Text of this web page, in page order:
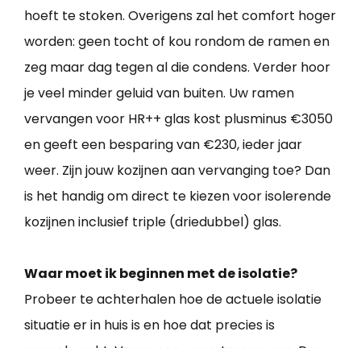
hoeft te stoken. Overigens zal het comfort hoger
worden: geen tocht of kou rondom de ramen en
zeg maar dag tegen al die condens. Verder hoor
je veel minder geluid van buiten. Uw ramen
vervangen voor HR++ glas kost plusminus €3050
en geeft een besparing van €230, ieder jaar
weer. Zijn jouw kozijnen aan vervanging toe? Dan
is het handig om direct te kiezen voor isolerende
kozijnen inclusief triple (driedubbel) glas.
Waar moet ik beginnen met de isolatie?
Probeer te achterhalen hoe de actuele isolatie
situatie er in huis is en hoe dat precies is